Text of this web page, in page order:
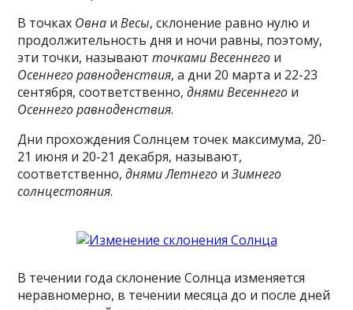
В точках Овна иВесы, склонение равно нулю и
продолжительность дня и ночи равны, поэтому,
эти точки, называютточками Весеннего и
Осеннего равноденствия, а дни 20 марта и 22-23
сентября, соответственно,днями Весеннего и
Осеннего равноденствия.
Дни прохождения Солнцем точек максимума, 20-
21 июня и 20-21 декабря, называют,
соответственно,днями Летнего иЗимнего
солнцестояния.
В течении года склонение Солнца изменяется
неравномерно, в течении месяца до и после дней